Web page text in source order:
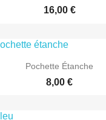
16,00 €
Pochette Étanche
8,00 €